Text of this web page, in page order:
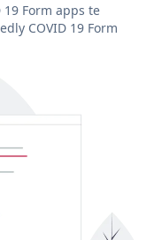
Form apps te
COVID 19 Form